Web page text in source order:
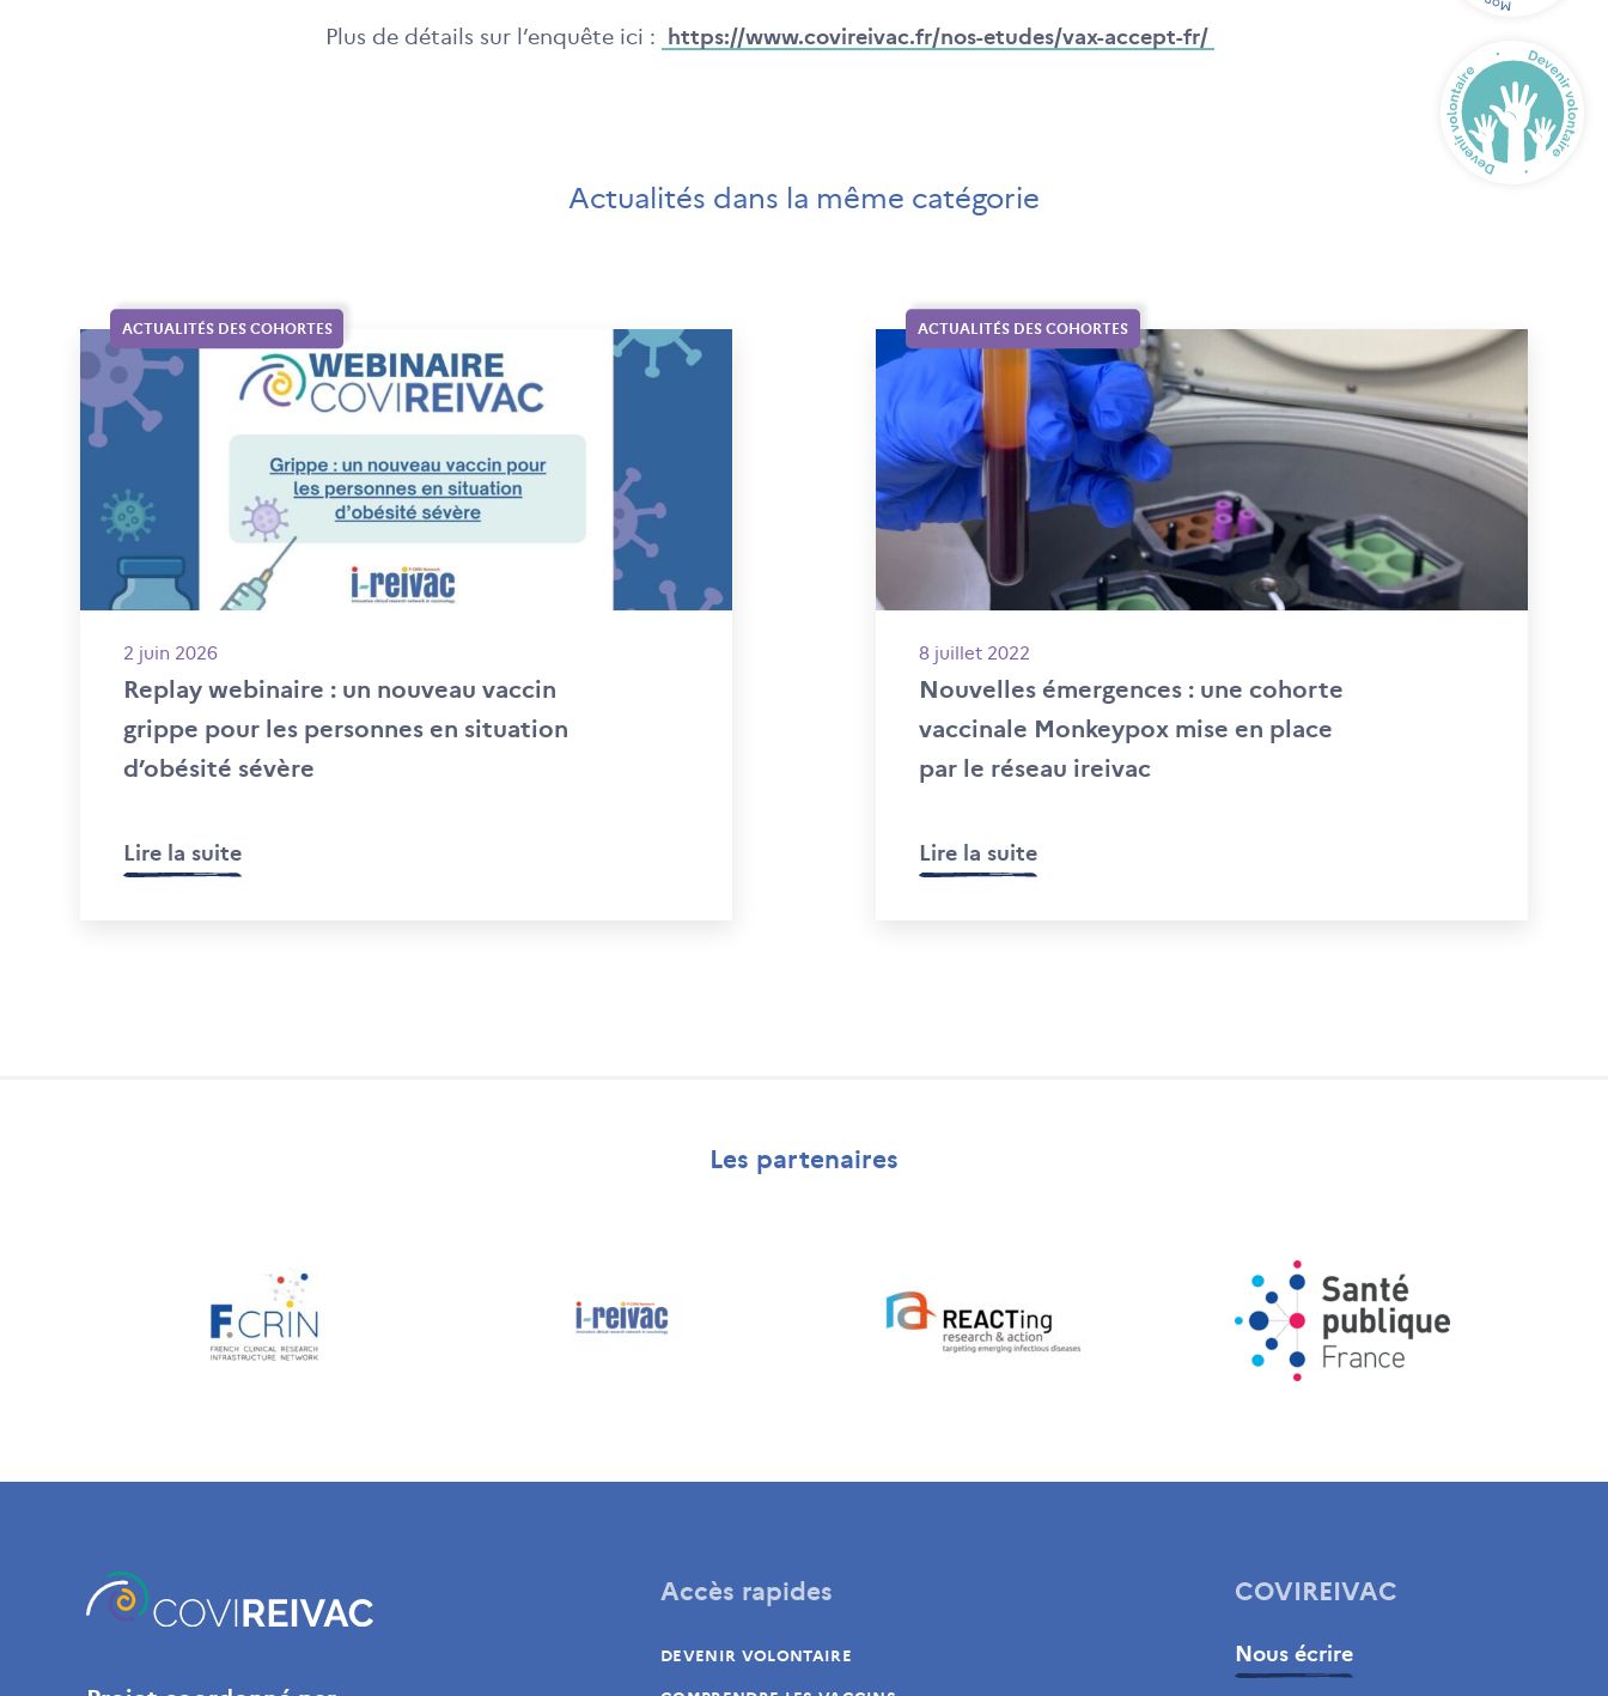
Plus de détails sur l’enquête ici : https://www.covireivac.fr/nos-etudes/vax-accept-fr/
Actualités dans la même catégorie
ACTUALITÉS DES COHORTES
2 juin 2026
Replay webinaire : un nouveau vaccin
grippe pour les personnes en situation
d’obésité sévère
Lire la suite
ACTUALITÉS DES COHORTES
8 juillet 2022
Nouvelles émergences : une cohorte
vaccinale Monkeypox mise en place
par le réseau ireivac
Lire la suite
Les partenaires
Accès rapides
DEVENIR VOLONTAIRE
COVIREIVAC
Nous écrire